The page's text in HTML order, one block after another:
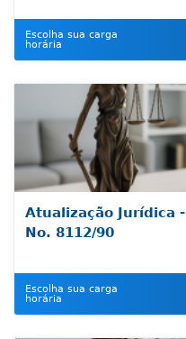
Escolha sua carga
horária
Atualização Jurídica
No. 8112/90
Escolha sua carga
horária